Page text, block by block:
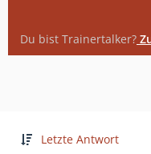
Du bist Trainertalker?
Letzte Antwort